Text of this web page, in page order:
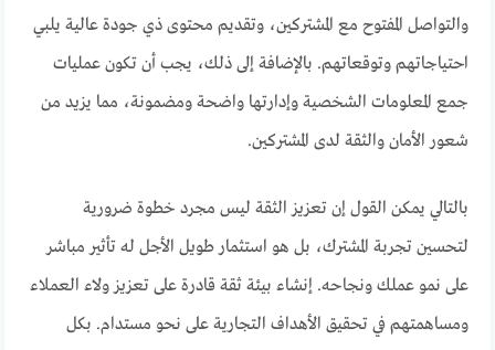
والتواصل المفتوح مع المشتركين، وتقديم محتوى ذي جودة عالية يلبي
احتياجاتهم وتوقعاتهم. بالإضافة إلى ذلك، يجب أن تكون عمليات
جمع المعلومات الشخصية وإدارتها واضحة ومضمونة، مما يزيد من
شعور الأمان والثقة لدى المشتركين.
بالتالي يمكن القول إن تعزيز الثقة ليس مجرد خطوة ضرورية
لتحسين تجربة المشترك، بل هو استثمار طويل الأجل له تأثير مباشر
على نمو عملك ونجاحه. إنشاء بيئة ثقة قادرة على تعزيز ولاء العملاء
ومساهمتهم في تحقيق الأهداف التجارية على نحو مستدام. بكل